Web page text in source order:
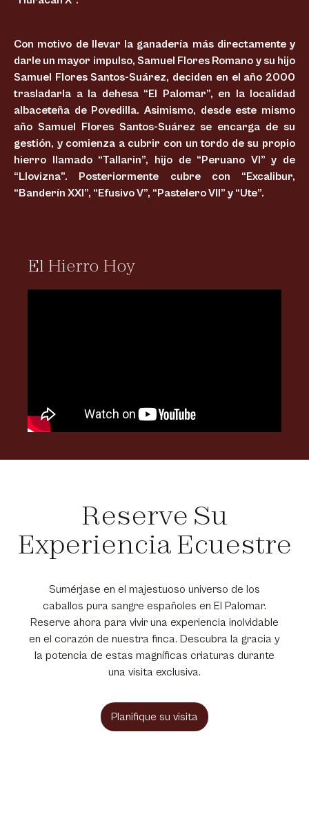
Con motivo de llevar la ganadería más directamente y
darle un mayor impulso, Samuel Flores Romano y su hijo
Samuel Flores Santos-Suárez, deciden en el año 2000
trasladarla a la dehesa “El Palomar”, en la localidad
albaceteña de Povedilla. Asimismo, desde este mismo
año Samuel Flores Santos-Suárez se encarga de su
gestión, y comienza a cubrir con un tordo de su propio
hierro llamado “Tallarin”, hijo de “Peruano VI” y de
“Llovizna”. Posteriormente cubre con “Excalibur,
“Banderín XXI”, “Efusivo V”, “Pastelero VII” y “Ute”.
El Hierro Hoy
Reserve Su
Experiencia Ecuestre
Sumérjase en el majestuoso universo de los
caballos pura sangre españoles en El Palomar.
Reserve ahora para vivir una experiencia inolvidable
en el corazón de nuestra finca. Descubra la gracia y
la potencia de estas magníficas criaturas durante
una visita exclusiva.
Planifique su visita